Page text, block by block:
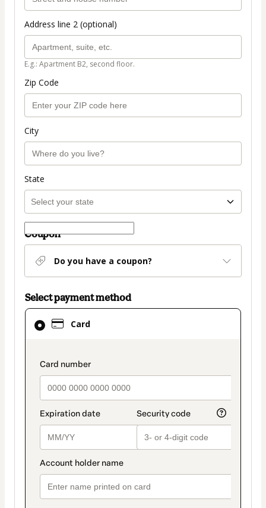
Address line 2 (optional)
E.g.: Apartment B2, second floor.
Zip Code
City
State
Coupon
Do you have a coupon?
Select payment method
Card
payment_data.section_title_v2
Card
selected
method